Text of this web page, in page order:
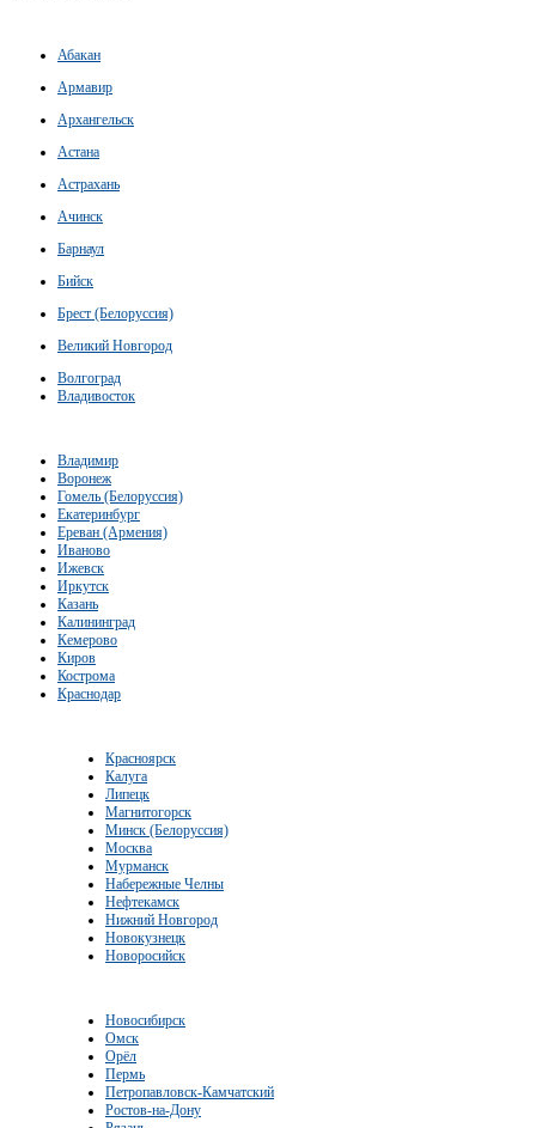
Абакан
Армавир
Архангельск
Астана
Астрахань
Ачинск
Барнаул
Бийск
Брест (Белоруссия)
Великий Новгород
Волгоград
Владивосток
Владимир
Воронеж
Гомель (Белоруссия)
Екатеринбург
Ереван (Армения)
Иваново
Ижевск
Иркутск
Казань
Калининград
Кемерово
Киров
Кострома
Краснодар
Красноярск
Калуга
Липецк
Магнитогорск
Минск (Белоруссия)
Москва
Мурманск
Набережные Челны
Нефтекамск
Нижний Новгород
Новокузнецк
Новоросийск
Новосибирск
Омск
Орёл
Пермь
Петропавловск-Камчатский
Ростов-на-Дону